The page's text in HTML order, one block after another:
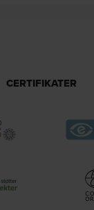
CERTIFIKATER